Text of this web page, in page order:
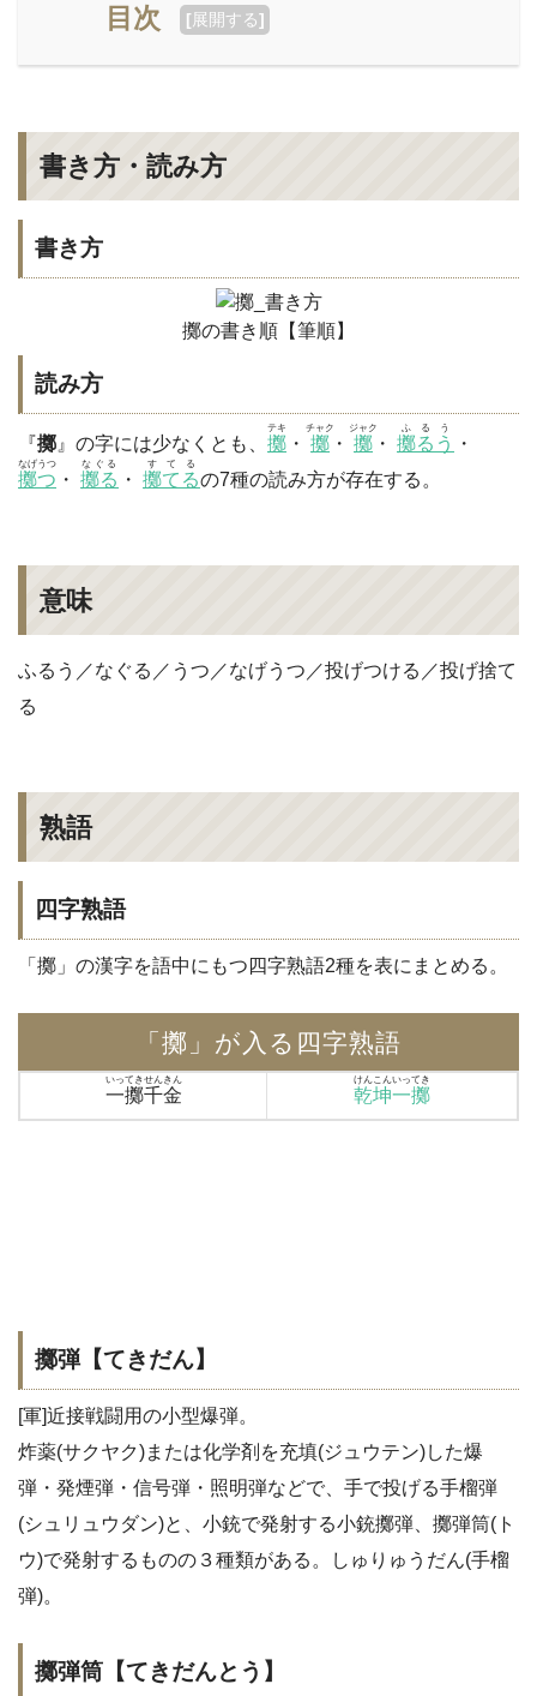
目次 [展開する]
書き方・読み方
書き方
擲の書き順【筆順】
読み方
『擲』の字には少なくとも、 擲
テキ
・ 擲
チャク
・ 擲
ジャク
・ 擲るう
ふるう
・
擲つ
なげうつ
・ 擲る
なぐる
・ 擲てる
すてる
の7種の読み方が存在する。
意味
ふるう／なぐる／うつ／なげうつ／投げつける／投げ捨て
る
熟語
四字熟語
「擲」の漢字を語中にもつ四字熟語2種を表にまとめる。
「擲」が入る四字熟語
一擲千金
いってきせんきん
乾坤一擲
けんこんいってき
擲弾【てきだん】
[軍]近接戦闘用の小型爆弾。
炸薬(サクヤク)または化学剤を充填(ジュウテン)した爆
弾・発煙弾・信号弾・照明弾などで、手で投げる手榴弾
(シュリュウダン)と、小銃で発射する小銃擲弾、擲弾筒(ト
ウ)で発射するものの３種類がある。しゅりゅうだん(手榴
弾)。
擲弾筒【てきだんとう】